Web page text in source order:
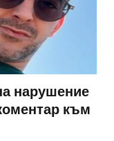
нарушение
към